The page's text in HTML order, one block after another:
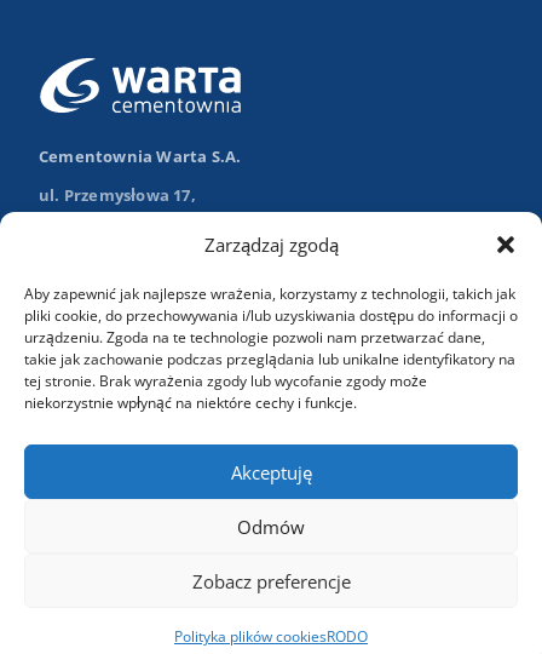
Zarządzaj zgodą
Aby zapewnić jak najlepsze wrażenia, korzystamy z technologii, takich jak
pliki cookie, do przechowywania i/lub uzyskiwania dostępu do informacji o
urządzeniu. Zgoda na te technologie pozwoli nam przetwarzać dane,
takie jak zachowanie podczas przeglądania lub unikalne identyfikatory na
tej stronie. Brak wyrażenia zgody lub wycofanie zgody może
niekorzystnie wpłynąć na niektóre cechy i funkcje.
Akceptuję
Odmów
Zobacz preferencje
Polityka plików cookiesRODO
Cementownia Warta S.A.
ul. Przemysłowa 17,
Nawiguj w Google Maps
+48 (43) 84 13 003
info@wartasa.com.pl
Copyright 2024 Cementownia Warta. Wszelkie prawa